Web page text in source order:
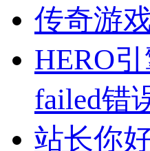
传奇游
HERO
failed错
站长你